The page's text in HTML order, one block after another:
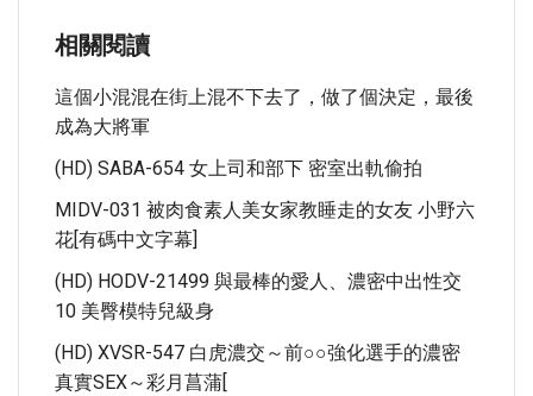
相關閱讀
這個小混混在街上混不下去了，做了個決定，最後
成為大將軍
(HD) SABA-654 女上司和部下 密室出軌偷拍
MIDV-031 被肉食素人美女家教睡走的女友 小野六
花[有碼中文字幕]
(HD) HODV-21499 與最棒的愛人、濃密中出性交
10 美臀模特兒級身
(HD) XVSR-547 白虎濃交～前○○強化選手的濃密
真實SEX～彩月菖蒲[